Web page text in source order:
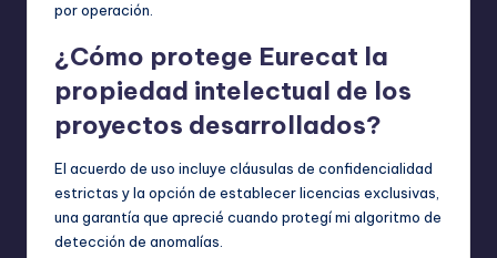
por operación.
¿Cómo protege Eurecat la
propiedad intelectual de los
proyectos desarrollados?
El acuerdo de uso incluye cláusulas de confidencialidad
estrictas y la opción de establecer licencias exclusivas,
una garantía que aprecié cuando protegí mi algoritmo de
detección de anomalías.